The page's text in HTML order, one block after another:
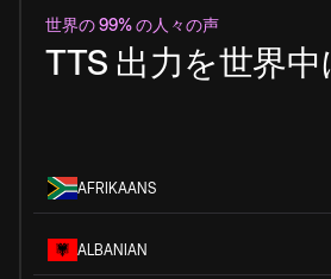
世界の 99% の人々の声
TTS 出力を世界中
AFRIKAANS
ALBANIAN